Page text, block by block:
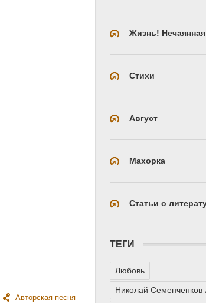
Авторская песня
Жизнь!
Стихи
Август
Махорка
Статьи о
ТЕГИ
Любовь
Николай Семенченков